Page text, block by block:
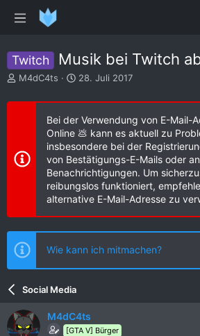
Twitch Musik bei Twitch
E
s
l
e
M4dC4ts
E
s
e
l
l
t
a
m
28. Juli 2017
Bei der Verwendung von E-Mail-
Online 💩 kann es aktuell zu
insbesondere bei der
von Bestätigungs-E-Mails oder
Benachrichtigungen. Um
reibungslos funktioniert,
alternative E-Mail-Adresse zu
Wie kann ich mitmachen?
Social Media
M4dC4ts
[GTA V] Bürger